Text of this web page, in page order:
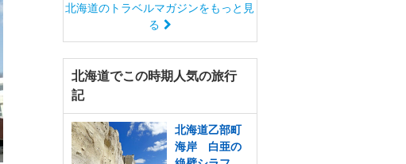
北海道のトラベルマガジンをもっと見
る
北海道でこの時期人気の旅行
記
北海道乙部町
海岸 白亜の